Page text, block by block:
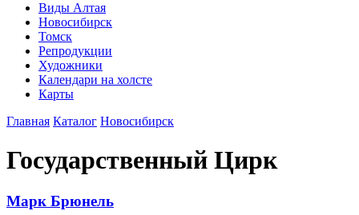
Виды Алтая
Новосибирск
Томск
Репродукции
Художники
Календари на холсте
Карты
Главная Каталог Новосибирск
Государственный Цирк
Марк Брюнель